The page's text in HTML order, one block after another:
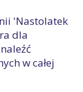
'Nastolatek
dla
w całej